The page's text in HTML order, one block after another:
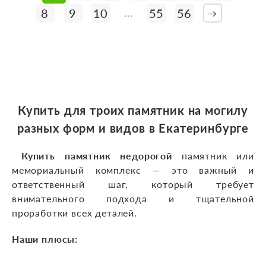
8
9 10 ... 55 56 →
Купить для троих памятник на могилу
разных форм и видов в Екатеринбурге
Купить памятник недорогой памятник или
мемориальный комплекс — это важный и
ответственный шаг, который требует
внимательного подхода и тщательной
проработки всех деталей.
Наши плюсы: